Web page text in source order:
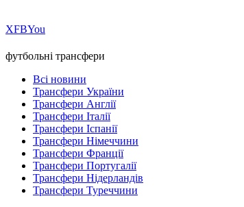
ХFBYou
футбольні трансфери
Всі новини
Трансфери України
Трансфери Англії
Трансфери Італії
Трансфери Іспанії
Трансфери Німеччини
Трансфери Франції
Трансфери Португалії
Трансфери Нідерландів
Трансфери Туреччини